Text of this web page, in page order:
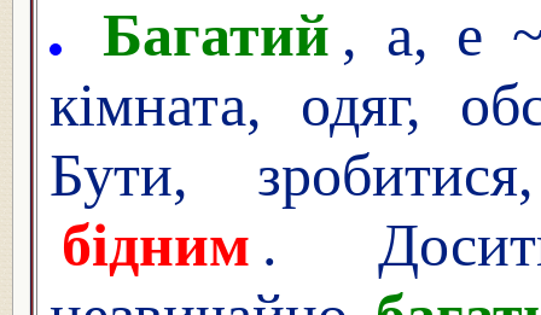
Багатий , а, е
кімната, одяг,
Бути,
бідним .